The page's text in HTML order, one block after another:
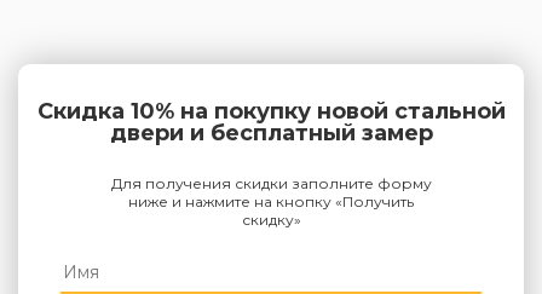
Скидка 10% на покупку новой стальной
двери и бесплатный замер
Для получения скидки заполните форму
ниже и нажмите на кнопку «Получить
скидку»